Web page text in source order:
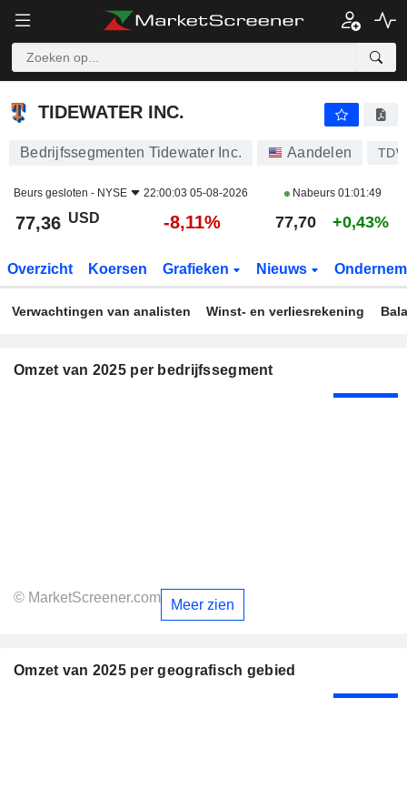
TIDEWATER INC.
TIDEWATER INC.
Bedrijfssegmenten Tidewater Inc. Aandelen TDW
Beurs gesloten - NYSE 22:00:03 05-08-2026 Nabeurs 01:01:49
77,36 USD -8,11% 77,70 +0,43%
Overzicht Koersen Grafieken Nieuws
Verwachtingen van analisten Winst- en verliesrekening
Omzet van 2025 per bedrijfssegment
© MarketScreener.com Meer zien
Omzet van 2025 per geografisch gebied